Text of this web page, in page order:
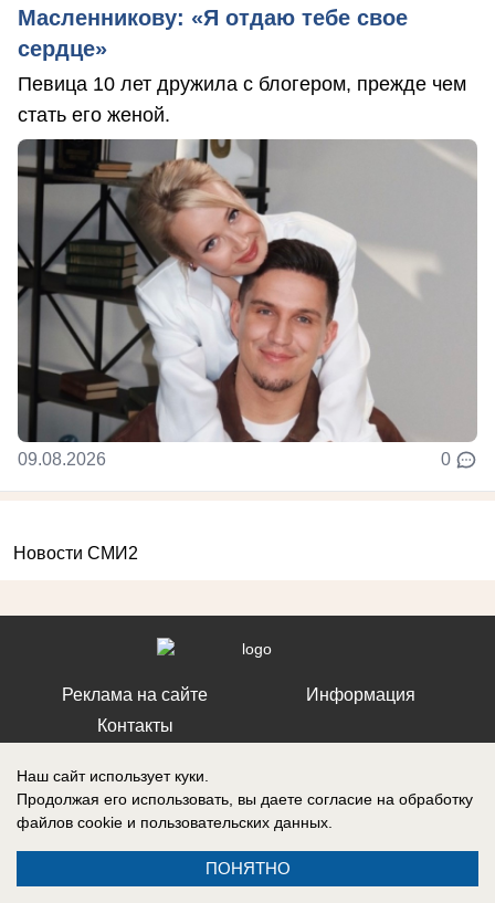
Масленникову: «Я отдаю тебе свое
сердце»
Певица 10 лет дружила с блогером, прежде чем
стать его женой.
09.08.2026 0
Новости СМИ2
Реклама на сайте
Контакты
Информация
технологий и массовых коммуникаций (Роскомнадзор) 10 ноября 2023
Наш сайт использует куки.
Продолжая его использовать, вы даете согласие на обработку
файлов cookie и пользовательских данных.
ПОНЯТНО